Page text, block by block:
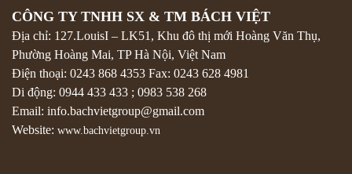
CÔNG TY TNHH SX & TM BÁCH VIỆT
Địa chỉ: 127.LouisI – LK51, Khu đô thị mới Hoàng Văn Thụ,
Phường Hoàng Mai, TP Hà Nội, Việt Nam
Điện thoại: 0243 868 4353 Fax: 0243 628 4981
Di động: 0944 433 433 ; 0983 538 268
Email: info.bachvietgroup@gmail.com
Website: www.bachvietgroup.vn